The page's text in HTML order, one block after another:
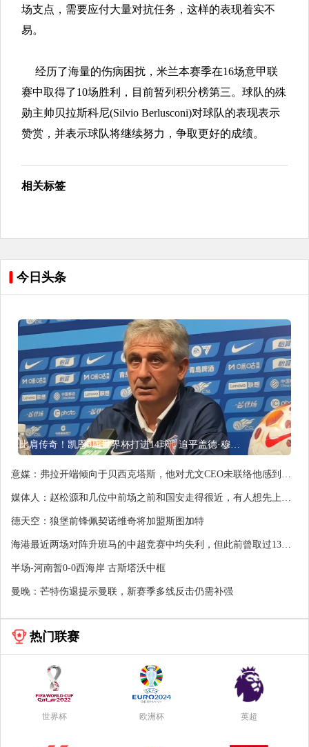
场支点，需要应付大量对抗任务，这样的表现着实不
易。
经历了海量的伤病困扰，米兰本赛季在16场意甲联
赛中取得了10场胜利，目前暂列积分榜第三。球队的殊
勋主帅贝拉斯科尼(Silvio Berlusconi)对球队的表现表示
赞赏，并表示球队将继续努力，争取更好的成绩。
相关标签
今日头条
比肩传奇！凯恩3届世界杯打进14球，追平盖德·穆勒并排前史第5
意媒：弗拉开端倾向于贝西克塔斯，他对尤文CEO未联络他感到绝
媒体人：赵松源和几位中前场之前和国安走得很近，有人想先上大
德天空：狼堡前锋佩契诺维奇将加盟斯图加特
海港最近两场对阵升班马的中超竞赛中均失利，但此前曾取过13连
半场-河南暂0-0西海岸 古斯塔沃中框
曼晚：芒特伤退提示曼联，新赛季多线反击仍需补强
热门联赛
世界杯 欧洲杯 英超